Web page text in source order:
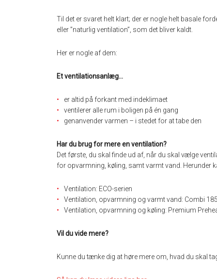
Til det er svaret helt klart; der er nogle helt basale
eller ”naturlig ventilation”, som det bliver kaldt.
Her er nogle af dem:
Et ventilationsanlæg…
er altid på forkant med indeklimaet
ventilerer alle rum i boligen på én gang
genanvender varmen – i stedet for at tabe den
Har du brug for mere en ventilation?
Det første, du skal finde ud af, når du skal vælge
for opvarmning, køling, samt varmt vand. Herunder
Ventilation: ECO-serien
Ventilation, opvarmning og varmt vand: Combi
Ventilation, opvarmning og køling: Premium
Vil du vide mere?
Kunne du tænke dig at høre mere om, hvad du skal